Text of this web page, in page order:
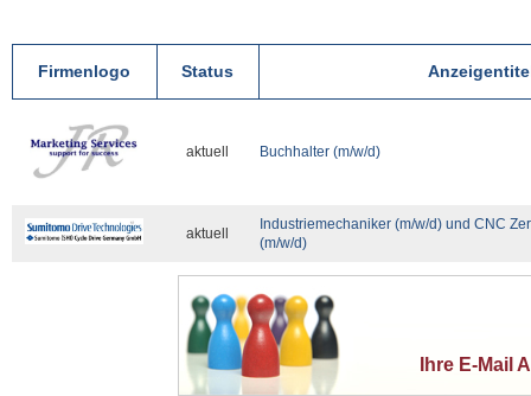
Firmenlogo Status
aktuell Buchhalter (m/w/d)
aktuell
Industriemechaniker (m/w/d) und CNC
(m/w/d)
Ihre E-Mail